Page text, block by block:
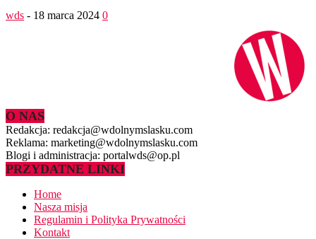
wds - 18 marca 2024 0
O NAS
Redakcja: redakcja@wdolnymslasku.com
Reklama: marketing@wdolnymslasku.com
Blogi i administracja: portalwds@op.pl
PRZYDATNE LINKI
Home
Nasza misja
Regulamin i Polityka Prywatności
Kontakt